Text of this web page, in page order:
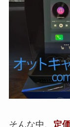
そんな中、 定